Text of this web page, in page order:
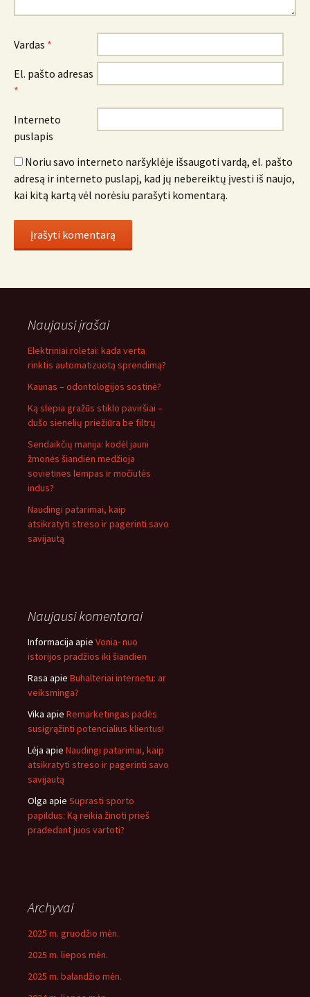
Vardas *
El. pašto adresas
*
Interneto
puslapis
Noriu savo interneto naršyklėje išsaugoti vardą, el. pašto
adresą ir interneto puslapį, kad jų nebereiktų įvesti iš naujo,
kai kitą kartą vėl norėsiu parašyti komentarą.
Naujausi įrašai
Elektriniai roletai: kada verta
rinktis automatizuotą sprendimą?
Kaunas – odontologijos sostinė?
Ką slepia gražūs stiklo paviršiai –
dušo sienelių priežiūra be filtrų
Sendaikčių manija: kodėl jauni
žmonės šiandien medžioja
sovietines lempas ir močiutės
indus?
Naudingi patarimai, kaip
atsikratyti streso ir pagerinti savo
savijautą
Naujausi komentarai
Informacija apie Vonia- nuo
istorijos pradžios iki šiandien
Rasa apie Buhalteriai internetu: ar
veiksminga?
Vika apie Remarketingas padės
susigrąžinti potencialius klientus!
Lėja apie Naudingi patarimai, kaip
atsikratyti streso ir pagerinti savo
savijautą
Olga apie Suprasti sporto
papildus: Ką reikia žinoti prieš
pradedant juos vartoti?
Archyvai
2025 m. gruodžio mėn.
2025 m. liepos mėn.
2025 m. balandžio mėn.